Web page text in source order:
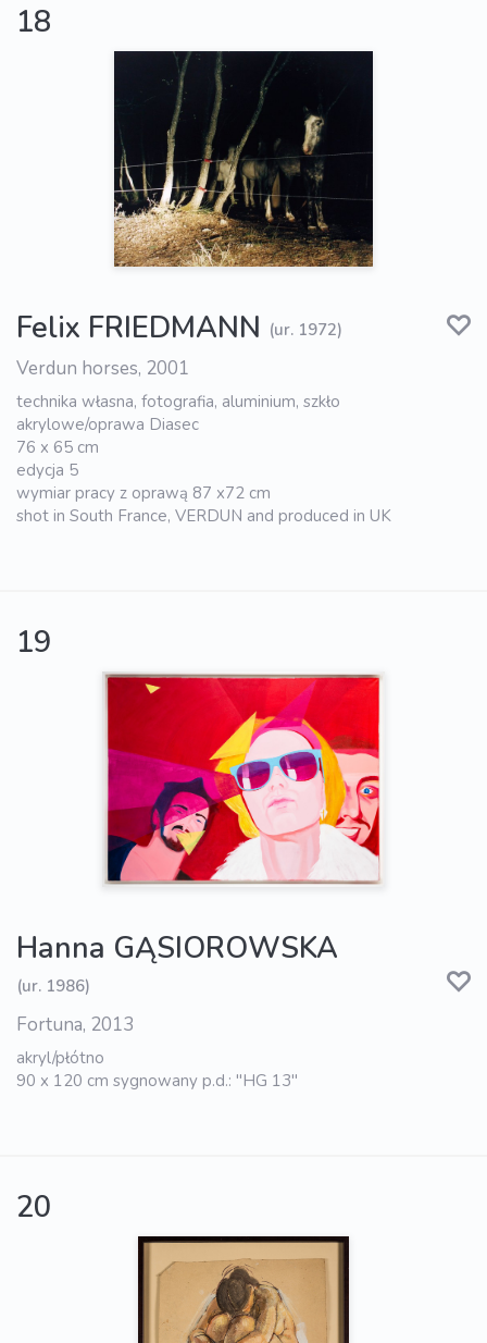
18
Felix FRIEDMANN (ur. 1972)
Verdun horses, 2001
technika własna, fotografia, aluminium, szkło
akrylowe/oprawa Diasec
76 x 65 cm
edycja 5
wymiar pracy z oprawą 87 x72 cm
shot in South France, VERDUN and produced in UK
19
Hanna GĄSIOROWSKA
(ur. 1986)
Fortuna, 2013
akryl/płótno
90 x 120 cm sygnowany p.d.: "HG 13"
20